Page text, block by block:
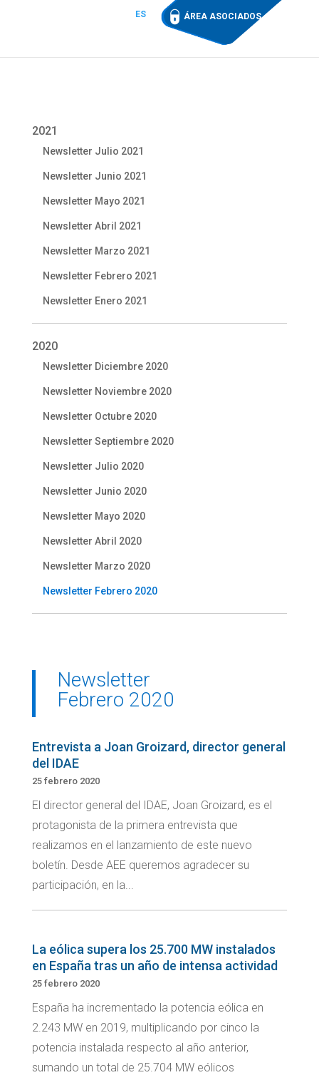
ES ÁREA ASOCIADOS
2021
Newsletter Julio 2021
Newsletter Junio 2021
Newsletter Mayo 2021
Newsletter Abril 2021
Newsletter Marzo 2021
Newsletter Febrero 2021
Newsletter Enero 2021
2020
Newsletter Diciembre 2020
Newsletter Noviembre 2020
Newsletter Octubre 2020
Newsletter Septiembre 2020
Newsletter Julio 2020
Newsletter Junio 2020
Newsletter Mayo 2020
Newsletter Abril 2020
Newsletter Marzo 2020
Newsletter Febrero 2020
Newsletter
Febrero 2020
Entrevista a Joan Groizard, director general
del IDAE
25 febrero 2020
El director general del IDAE, Joan Groizard, es el
protagonista de la primera entrevista que
realizamos en el lanzamiento de este nuevo
boletín. Desde AEE queremos agradecer su
participación, en la...
La eólica supera los 25.700 MW instalados
en España tras un año de intensa actividad
25 febrero 2020
España ha incrementado la potencia eólica en
2.243 MW en 2019, multiplicando por cinco la
potencia instalada respecto al año anterior,
sumando un total de 25.704 MW eólicos